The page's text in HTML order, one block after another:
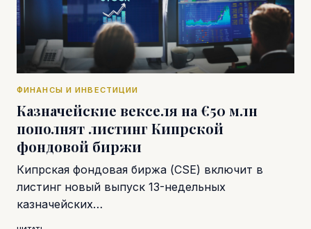
ФИНАНСЫ И ИНВЕСТИЦИИ
Казначейские векселя на €50 млн
пополнят листинг Кипрской
фондовой биржи
Кипрская фондовая биржа (CSE) включит в
листинг новый выпуск 13-недельных
казначейских…